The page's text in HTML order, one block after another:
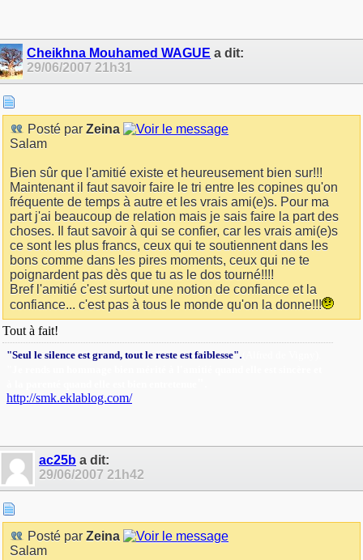
Cheikhna Mouhamed WAGUE a dit:
29/06/200721h31
Posté par Zeina
Salam
Bien sûr que l'amitié existe et heureusement bien sur!!!
Maintenant il faut savoir faire le tri entre les copines qu'on
fréquente de temps à autre et les vrais ami(e)s. Pour ma
part j'ai beaucoup de relation mais je sais faire la part des
choses. Il faut savoir à qui se confier, car les vrais ami(e)s
ce sont les plus francs, ceux qui te soutiennent dans les
bons comme dans les pires moments, ceux qui ne te
poignardent pas dès que tu as le dos tourné!!!!
Bref l'amitié c'est surtout une notion de confiance et la
confiance... c'est pas à tous le monde qu'on la donne!!!
Tout à fait!
"Seul le silence est grand, tout le reste est faiblesse".
http://smk.eklablog.com/
ac25b a dit:
29/06/2007 21h42
Posté par Zeina
Salam